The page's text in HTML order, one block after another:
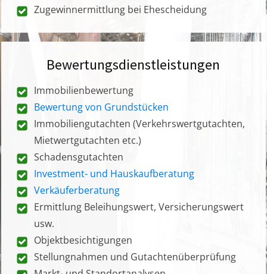
Zugewinnermittlung bei Ehescheidung
Bewertungsdienstleistungen
Immobilienbewertung
Bewertung von Grundstücken
Immobiliengutachten (Verkehrswertgutachten,
Mietwertgutachten etc.)
Schadensgutachten
Investment- und Hauskaufberatung
Verkäuferberatung
Ermittlung Beleihungswert, Versicherungswert
usw.
Objektbesichtigungen
Stellungnahmen und Gutachtenüberprüfung